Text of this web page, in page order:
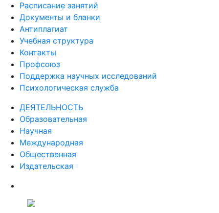
Расписание занятий
Документы и бланки
Антиплагиат
Учебная структура
Контакты
Профсоюз
Поддержка научных исследований
Психологическая служба
ДЕЯТЕЛЬНОСТЬ
Образовательная
Научная
Международная
Общественная
Издательская